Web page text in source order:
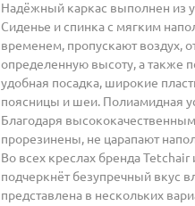
Надёжный каркас выполнен из
Сиденье и спинка с мягким
временем, пропускают воздух,
определенную высоту, а также
удобная посадка, широкие
поясницы и шеи. Полиамидная
Благодаря
прорезинены, не царапают
Во всех креслах бренда
подчеркнёт безупречный вкус
представлена в нескольких